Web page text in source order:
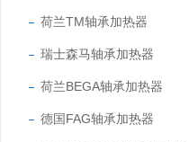
荷兰TM轴承加热器
瑞士森马轴承加热器
荷兰BEGA轴承加热器
德国FAG轴承加热器